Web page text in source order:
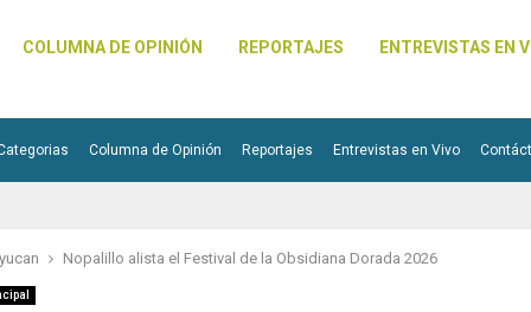
COLUMNA DE OPINIÓN REPORTAJES ENTREVISTAS EN
Columna de Opinión Reportajes Entrevistas en Vivo
Nopalillo alista el Festival de la Obsidiana Dorada 2026